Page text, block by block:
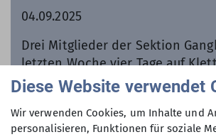
04.09.2025
Drei Mitglieder der Sektion
letzten Woche vier Tage auf
Oberitalien unterwegs.
mehr erfahren
Diese Website verwendet
Wir verwenden Cookies, um Inhalte und
personalisieren, Funktionen für soziale